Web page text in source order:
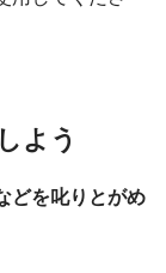
よう
どを叱りとがめ